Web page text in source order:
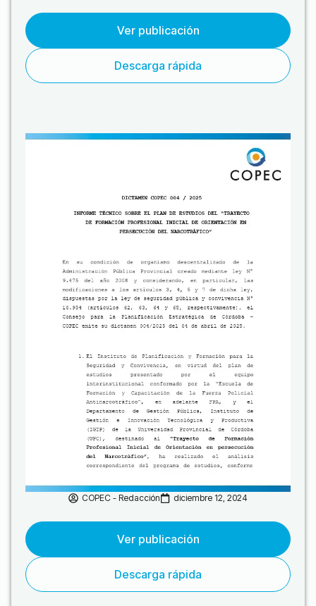
Ver publicación
Descarga rápida
COPEC - Redacción diciembre 12, 2024
Ver publicación
Descarga rápida